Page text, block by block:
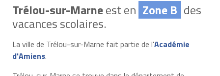
Trélou-sur-Marneest en Zone B des
vacances scolaires.
La ville de Trélou-sur-Marne fait partie de l'Académie
d'Amiens.